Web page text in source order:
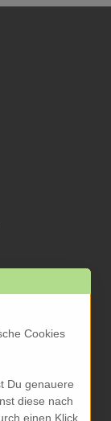
Cookies
Du genauere
diese nach
einen Klick